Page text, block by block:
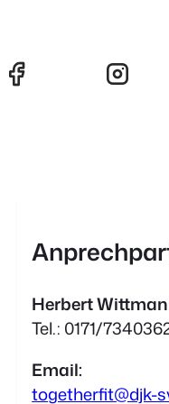
Herbert
Tel.: 0171/
Email:
togetherfit@djk-